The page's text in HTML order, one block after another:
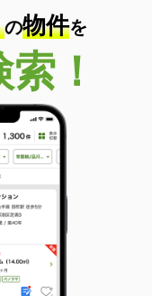
楠見中
中之島
の物件を
！